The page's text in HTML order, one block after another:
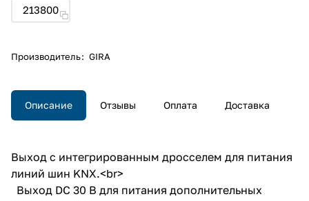
213800
Производитель: GIRA
Описание Отзывы Оплата Доставка
Выход с интегрированным дросселем для питания
линий шин KNX.<br>
Выход DC 30 В для питания дополнительных